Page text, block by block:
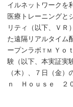
イルネットワークを
医療トレーニングと
リティ（以下、ＶＲ
た遠隔リアルタイム
ープンラボ ＴＭ
Ｙｏ
験（以下、本実証実
（木）、７日（金
ｎ Ｈｏｕｓｅ ２０